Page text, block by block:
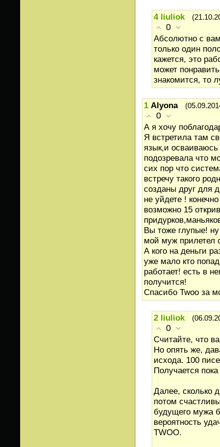
4 liuliok
0
Абсолютно с
только один
кажется, это
может
знакомится, то
1 Alyona
0
А я хочу
Я встретила там
язык,и
подозревала что
сих пор что
встречу такого
созданы друг для
не уйдете !
возможно 15
Вы тоже глупые! ну
мой муж прилетел
А кого на деньги
уже мало кто
работает! есть в
получится!
Спасибо Twoo за
2 liuliok
0
Считайте, что
Но опять же,
исхода. 100
Получается
Далее, сколько
потом
будущего мужа
вероятность
TWOO.